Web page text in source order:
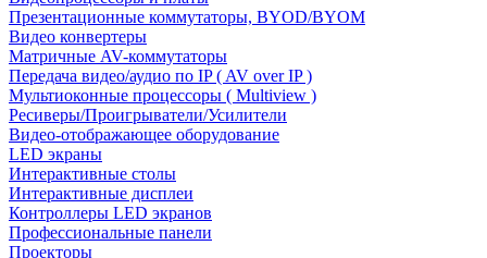
Презентационные коммутаторы, BYOD/BYOM
Видео конвертеры
Матричные AV-коммутаторы
Передача видео/аудио по IP ( AV over IP )
Мультиоконные процессоры ( Multiview )
Ресиверы/Проигрыватели/Усилители
Видео-отображающее оборудование
LED экраны
Интерактивные столы
Интерактивные дисплеи
Контроллеры LED экранов
Профессиональные панели
Проекторы